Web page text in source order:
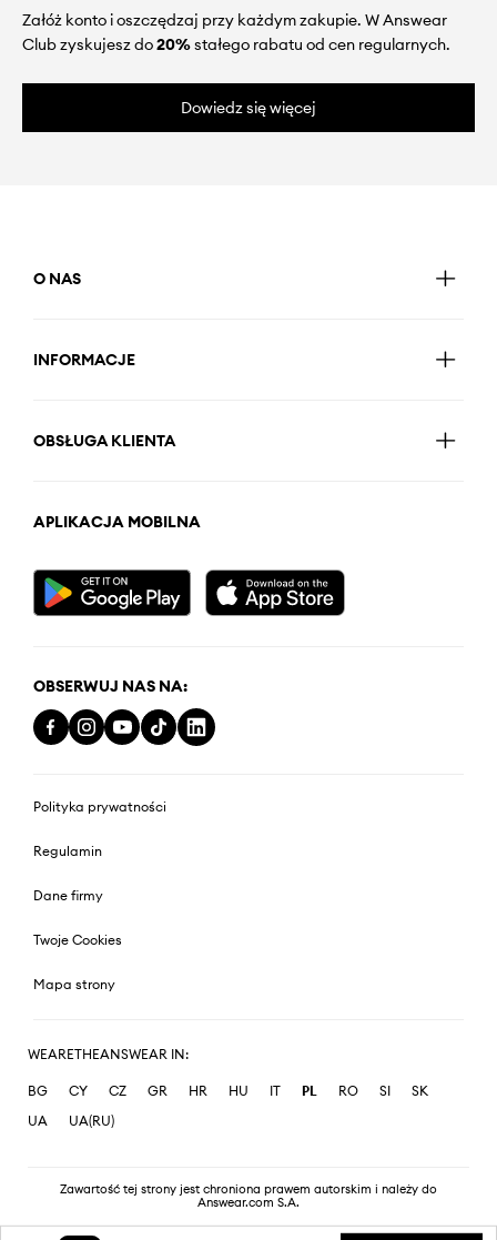
Załóż konto i oszczędzaj przy każdym zakupie. W Answear
Club zyskujesz do20%stałego rabatu od cen regularnych.
Dowiedz się więcej
O NAS
INFORMACJE
OBSŁUGA KLIENTA
APLIKACJA MOBILNA
OBSERWUJ NAS NA:
Polityka prywatności
Regulamin
Dane firmy
Twoje Cookies
Mapa strony
WEARETHEANSWEAR IN:
BG CY CZ GR HR HU IT PL RO SI
SK
UA
UA(RU)
Zawartość tej strony jest chroniona prawem autorskim i należy do
Answear.com S.A.